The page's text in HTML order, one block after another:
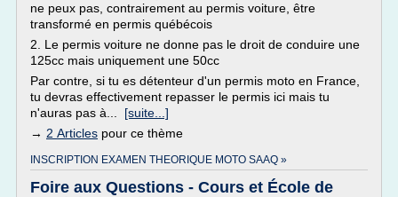
ne peux pas, contrairement au permis voiture, être
transformé en permis québécois
2. Le permis voiture ne donne pas le droit de conduire une
125cc mais uniquement une 50cc
Par contre, si tu es détenteur d'un permis moto en France,
tu devras effectivement repasser le permis ici mais tu
n'auras pas à... [suite...]
→ 2 Articles pour ce thème
INSCRIPTION EXAMEN THEORIQUE MOTO SAAQ »
Foire aux Questions - Cours et École de